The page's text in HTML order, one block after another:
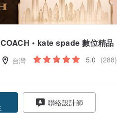
COACH • kate spade 數位精品
台灣 5.0 (288)
聯絡設計師